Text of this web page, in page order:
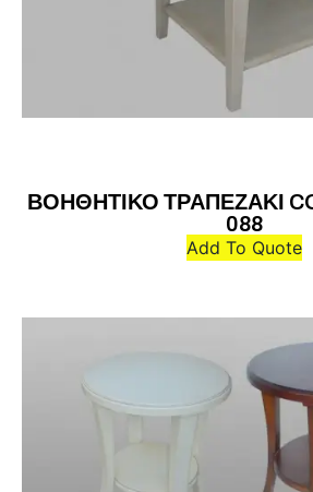
ΒΟΗΘΗΤΙΚΟ ΤΡΑΠΕΖΑΚΙ
088
Add To Quote